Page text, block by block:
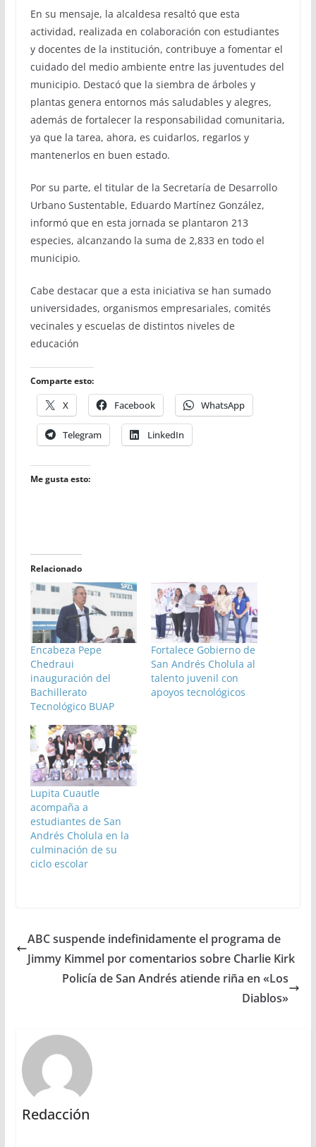
En su mensaje, la alcaldesa resaltó que esta
actividad, realizada en colaboración con estudiantes
y docentes de la institución, contribuye a fomentar el
cuidado del medio ambiente entre las juventudes del
municipio. Destacó que la siembra de árboles y
plantas genera entornos más saludables y alegres,
además de fortalecer la responsabilidad comunitaria,
ya que la tarea, ahora, es cuidarlos, regarlos y
mantenerlos en buen estado.
Por su parte, el titular de la Secretaría de Desarrollo
Urbano Sustentable, Eduardo Martínez González,
informó que en esta jornada se plantaron 213
especies, alcanzando la suma de 2,833 en todo el
municipio.
Cabe destacar que a esta iniciativa se han sumado
universidades, organismos empresariales, comités
vecinales y escuelas de distintos niveles de
educación
Comparte esto:
X Facebook WhatsApp
Telegram LinkedIn
Me gusta esto:
Relacionado
Encabeza Pepe
Chedraui
inauguración del
Bachillerato
Tecnológico BUAP
Fortalece Gobierno de
San Andrés Cholula al
talento juvenil con
apoyos tecnológicos
Lupita Cuautle
acompaña a
estudiantes de San
Andrés Cholula en la
culminación de su
ciclo escolar
ABC suspende indefinidamente el programa de
Jimmy Kimmel por comentarios sobre Charlie Kirk
Policía de San Andrés atiende riña en «Los
Diablos»
Redacción